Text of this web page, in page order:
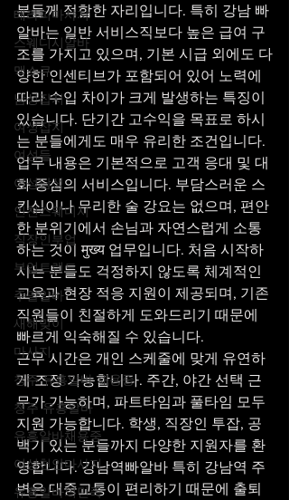
테라피마사지
스웨디시알바
맥스큐
남성잡지
여성잡지
여성들
여성남성
인천스웨디시
직장인부업
부업트렌드
주말알바
새해맞이
마사지
청주 유흥알바 채용중
청주 유흥알바
유흥알바채용중
여성천안마사지
유흥알바의민족
분들께 적합한 자리입니다. 특히 강남 빠
알바는 일반 서비스직보다 높은 급여 구
조를 가지고 있으며, 기본 시급 외에도 다
양한 인센티브가 포함되어 있어 노력에
따라 수입 차이가 크게 발생하는 특징이
있습니다. 단기간 고수익을 목표로 하시
는 분들에게도 매우 유리한 조건입니다.
업무 내용은 기본적으로 고객 응대 및 대
화 중심의 서비스입니다. 부담스러운 스
킨십이나 무리한 술 강요는 없으며, 편안
한 분위기에서 손님과 자연스럽게 소통
하는 것이 मुख्य 업무입니다. 처음 시작하
시는 분들도 걱정하지 않도록 체계적인
교육과 현장 적응 지원이 제공되며, 기존
직원들이 친절하게 도와드리기 때문에
빠르게 익숙해질 수 있습니다.
근무 시간은 개인 스케줄에 맞게 유연하
게 조정 가능합니다. 주간, 야간 선택 근
무가 가능하며, 파트타임과 풀타임 모두
지원 가능합니다. 학생, 직장인 투잡, 공
백기 있는 분들까지 다양한 지원자를 환
영합니다. 강남역빠알바 특히 강남역 주
변은 대중교통이 편리하기 때문에 출퇴